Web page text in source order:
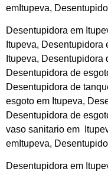
emItupeva,
Desentupidora em
Itupeva,
Itupeva,
Desentupidora de
Desentupidora de
esgoto em Itupeva,
Desentupidora de
vaso sanitario em
emItupeva,
Desentupidora em